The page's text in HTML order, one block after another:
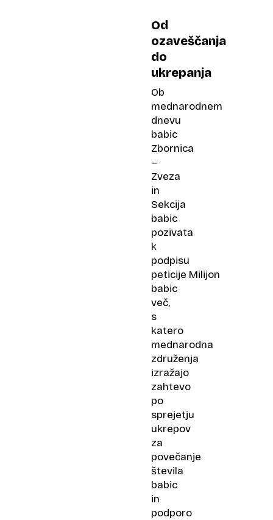
Od
ozaveščanja
do
ukrepanja
Ob
mednarodnem
dnevu
babic
Zbornica
–
Zveza
in
Sekcija
babic
pozivata
k
podpisu
peticije Milijon
babic
več,
s
katero
mednarodna
združenja
izražajo
zahtevo
po
sprejetju
ukrepov
za
povečanje
števila
babic
in
podporo